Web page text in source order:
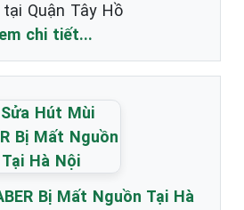
tại Quận Tây Hồ
chi tiết...
Bị Mất Nguồn Tại Hà